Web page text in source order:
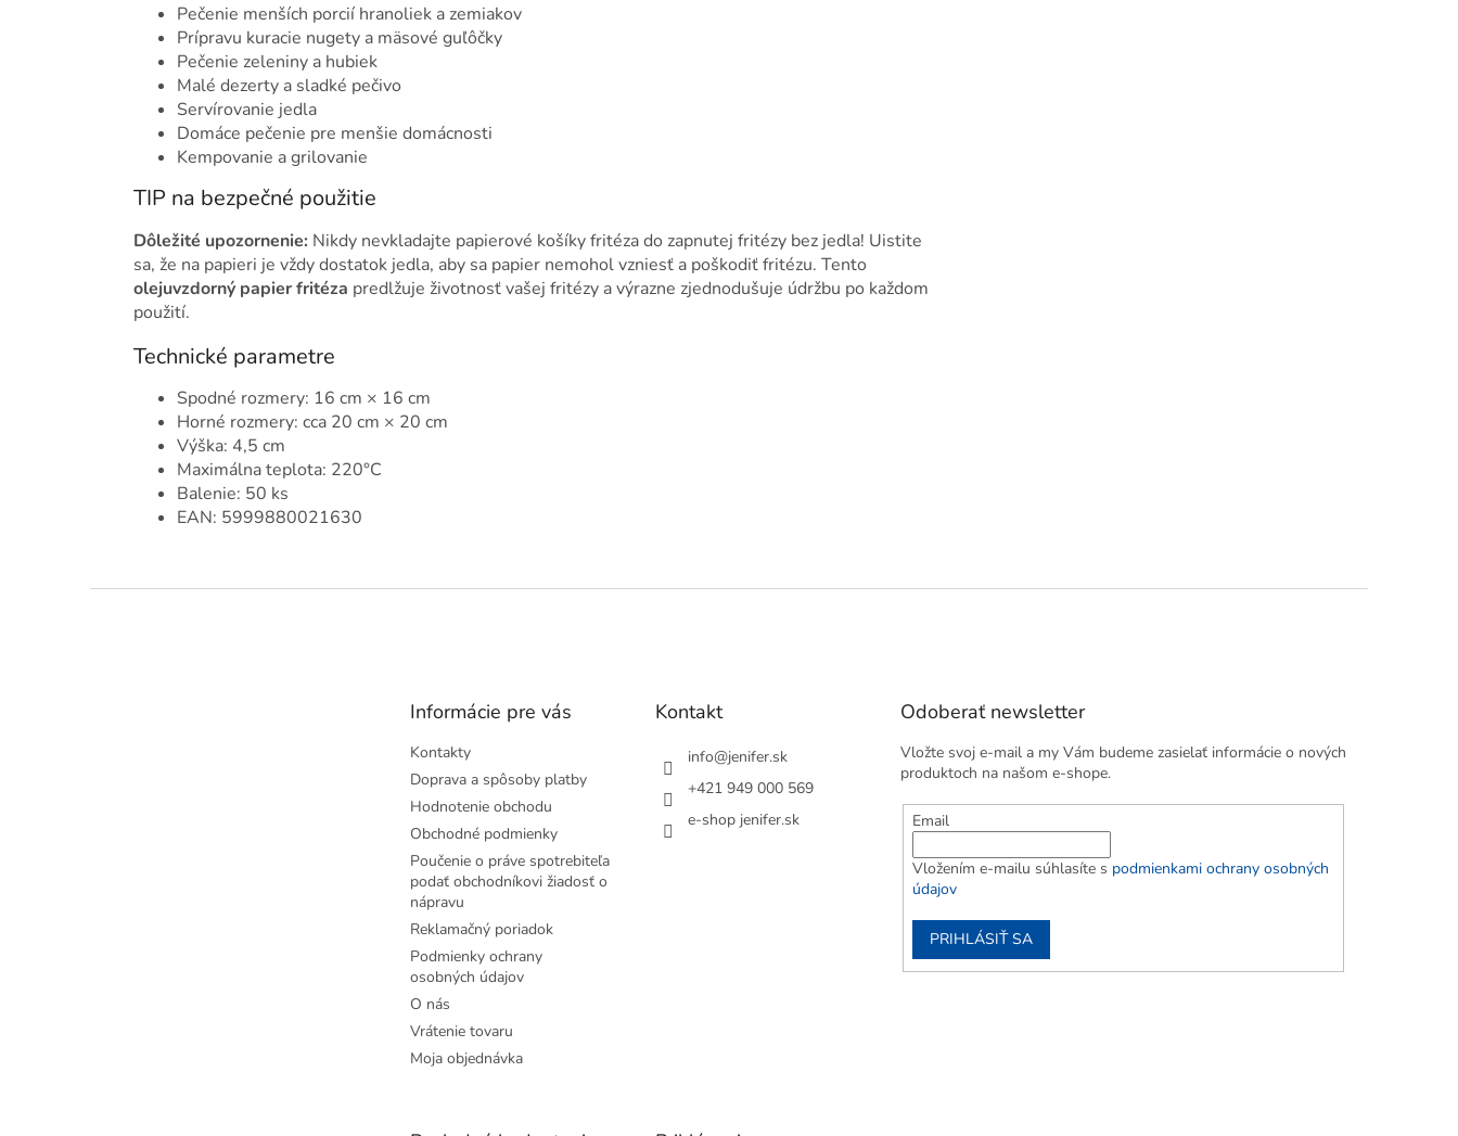
Pečenie menších porcií hranoliek a zemiakov
Prípravu kuracie nugety a mäsové guľôčky
Pečenie zeleniny a hubiek
Malé dezerty a sladké pečivo
Servírovanie jedla
Domáce pečenie pre menšie domácnosti
Kempovanie a grilovanie
TIP na bezpečné použitie
Dôležité upozornenie: Nikdy nevkladajte papierové košíky fritéza do zapnutej fritézy bez jedla! Uistite
sa, že na papieri je vždy dostatok jedla, aby sa papier nemohol vzniesť a poškodiť fritézu. Tento
olejuvzdorný papier fritéza predlžuje životnosť vašej fritézy a výrazne zjednodušuje údržbu po každom
použití.
Technické parametre
Spodné rozmery: 16 cm × 16 cm
Horné rozmery: cca 20 cm × 20 cm
Výška: 4,5 cm
Maximálna teplota: 220°C
Balenie: 50 ks
EAN: 5999880021630
Informácie pre vás
Kontakty
Doprava a spôsoby platby
Hodnotenie obchodu
Obchodné podmienky
Poučenie o práve spotrebiteľa
podať obchodníkovi žiadosť o
nápravu
Reklamačný poriadok
Podmienky ochrany
osobných údajov
O nás
Vrátenie tovaru
Moja objednávka
Kontakt
info@jenifer.sk
+421 949 000 569
e-shop jenifer.sk
Odoberať newsletter
Vložte svoj e-mail a my Vám budeme zasielať informácie o nových
produktoch na našom e-shope.
Email
Vložením e-mailu súhlasíte s podmienkami ochrany osobných
údajov
PRIHLÁSIŤ SA